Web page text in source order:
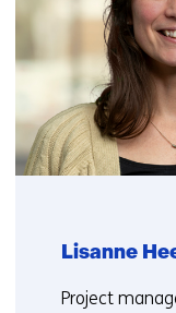
Lisanne
Functie:
Project